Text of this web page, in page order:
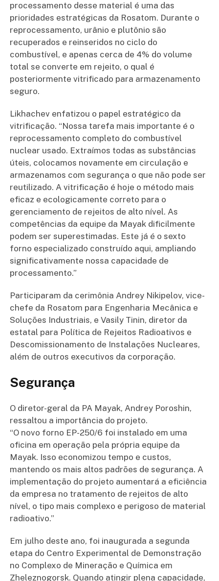
processamento desse material é uma das
prioridades estratégicas da Rosatom. Durante o
reprocessamento, urânio e plutônio são
recuperados e reinseridos no ciclo do
combustível, e apenas cerca de 4% do volume
total se converte em rejeito, o qual é
posteriormente vitrificado para armazenamento
seguro.
Likhachev enfatizou o papel estratégico da
vitrificação. “Nossa tarefa mais importante é o
reprocessamento completo do combustível
nuclear usado. Extraímos todas as substâncias
úteis, colocamos novamente em circulação e
armazenamos com segurança o que não pode ser
reutilizado. A vitrificação é hoje o método mais
eficaz e ecologicamente correto para o
gerenciamento de rejeitos de alto nível. As
competências da equipe da Mayak dificilmente
podem ser superestimadas. Este já é o sexto
forno especializado construído aqui, ampliando
significativamente nossa capacidade de
processamento.”
Participaram da cerimônia Andrey Nikipelov, vice-
chefe da Rosatom para Engenharia Mecânica e
Soluções Industriais, e Vasily Tinin, diretor da
estatal para Política de Rejeitos Radioativos e
Descomissionamento de Instalações Nucleares,
além de outros executivos da corporação.
Segurança
O diretor-geral da PA Mayak, Andrey Poroshin,
ressaltou a importância do projeto.
“O novo forno EP-250/6 foi instalado em uma
oficina em operação pela própria equipe da
Mayak. Isso economizou tempo e custos,
mantendo os mais altos padrões de segurança. A
implementação do projeto aumentará a eficiência
da empresa no tratamento de rejeitos de alto
nível, o tipo mais complexo e perigoso de material
radioativo.”
Em julho deste ano, foi inaugurada a segunda
etapa do Centro Experimental de Demonstração
no Complexo de Mineração e Química em
Zheleznogorsk. Quando atingir plena capacidade,